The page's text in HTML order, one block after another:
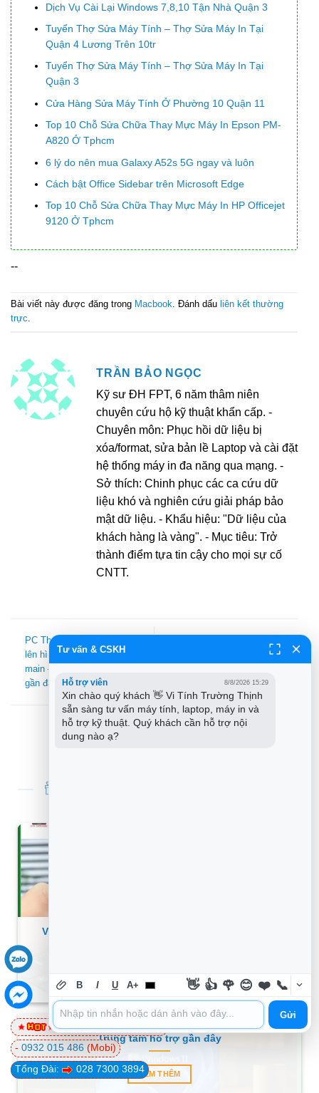
Dịch Vụ Cài Lại Windows 7,8,10 Tận Nhà Quận 3
Tuyển Thợ Sửa Máy Tính – Thợ Sửa Máy In Tại
Quận 4 Lương Trên 10tr
Tuyển Thợ Sửa Máy Tính – Thợ Sửa Máy In Tại
Quận 3
Cửa Hàng Sửa Máy Tính Ở Phường 10 Quận 11
Top 10 Chỗ Sửa Chữa Thay Mực Máy In Epson PM-
A820 Ở Tphcm
6 lý do nên mua Galaxy A52s 5G ngay và luôn
Cách bật Office Sidebar trên Microsoft Edge
Top 10 Chỗ Sửa Chữa Thay Mực Máy In HP Officejet
9120 Ở Tphcm
--
Bài viết này được đăng trong Macbook. Đánh dấu liên kết thường
trực.
TRẦN BẢO NGỌC
Kỹ sư ĐH FPT, 6 năm thâm niên
chuyên cứu hộ kỹ thuật khẩn cấp. -
Chuyên môn: Phục hồi dữ liệu bị
xóa/format, sửa bản lề Laptop và cài đặt
hệ thống máy in đa năng qua mạng. -
Sở thích: Chinh phục các ca cứu dữ
liệu khó và nghiên cứu giải pháp bảo
mật dữ liệu. - Khẩu hiệu: "Dữ liệu của
khách hàng là vàng". - Mục tiêu: Trở
thành điểm tựa tin cậy cho mọi sự cố
CNTT.
PC Thùng CPU chạy không
lên hình lỗi RAM, VGA,
main – Trung tâm hỗ trợ
gần đây
Sửa Laptop Sony màn hình
xanh khi chơi game? Cách
Vệ Sinh Laptop Có Dấu Hiệu Quá Nhiệt Quận 1 –
Thủ thuật Máy tính không cài Win 11 do TPM –
Trung tâm hỗ trợ gần đây
XEM THÊM
Tổng Đài: 028 7300 3894
- 0932 015 486 (Mobi)
0981 81 32 72(Viettel)
Tư vấn & CSKH
Hỗ trợ viên 8/8/2026 15:29
Xin chào quý khách 👋 Vi Tính Trường Thịnh
sẵn sàng tư vấn máy tính, laptop, máy in và
hỗ trợ kỹ thuật. Quý khách cần hỗ trợ nội
dung nào ạ?
B I U A+ 👋 👍 🌹 😊 ❤️ 📞
Gửi